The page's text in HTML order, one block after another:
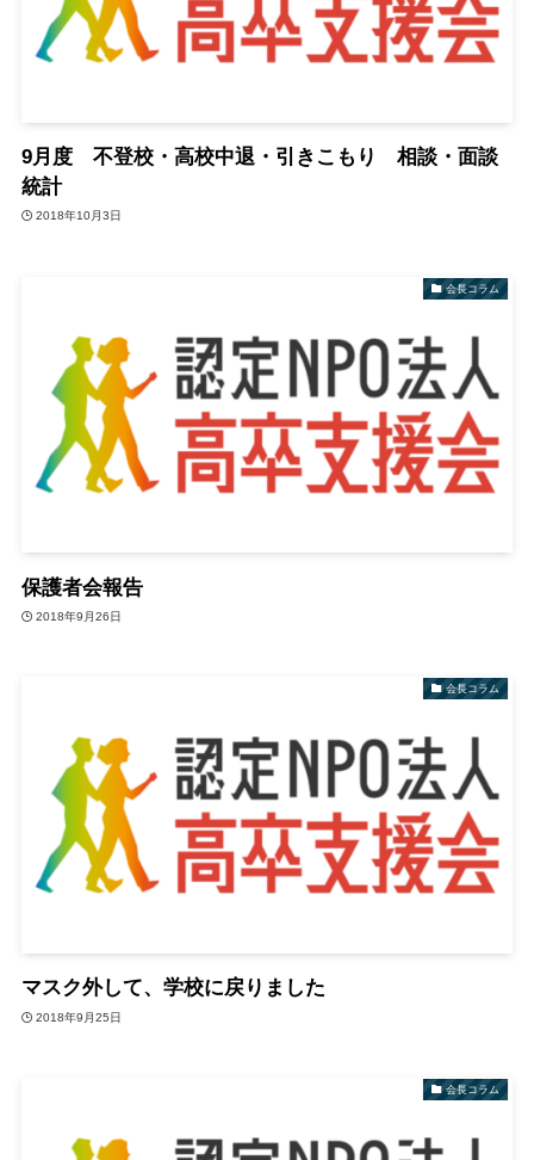
9月度 不登校・高校中退・引きこもり 相談・面談
統計
2018年10月3日
会長コラム
保護者会報告
2018年9月26日
会長コラム
マスク外して、学校に戻りました
2018年9月25日
会長コラム